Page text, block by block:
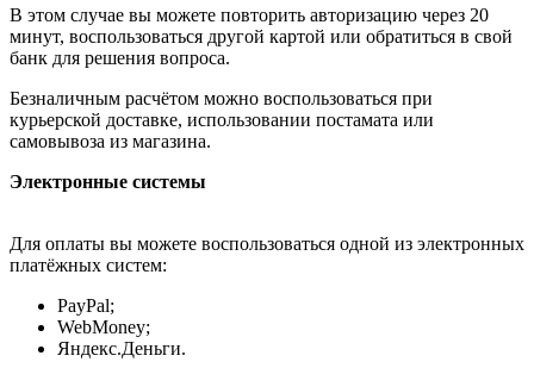
В этом случае вы можете повторить авторизацию через 20
минут, воспользоваться другой картой или обратиться в свой
банк для решения вопроса.
Безналичным расчётом можно воспользоваться при
курьерской доставке, использовании постамата или
самовывоза из магазина.
Электронные системы
Для оплаты вы можете воспользоваться одной из электронных
платёжных систем:
PayPal;
WebMoney;
Яндекс.Деньги.